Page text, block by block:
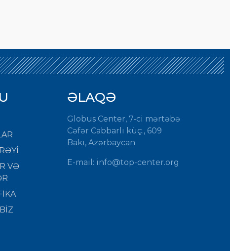
VƏ
ƏLAQƏ
Globus Center, 7-ci mərtəbə
Cəfər Cabbarlı küç., 609
Bakı, Azərbaycan
E-mail: info@top-center.org